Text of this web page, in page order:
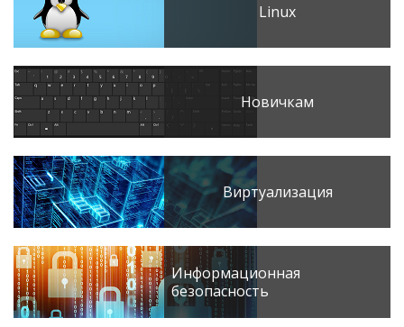
Linux
Новичкам
Виртуализация
Информационная
безопасность